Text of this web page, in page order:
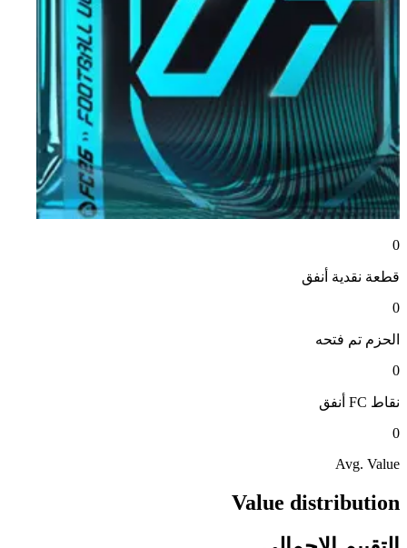
0
قطعة نقدية أنفق
0
الحزم تم فتحه
0
نقاط FC
أنفق
0
Avg. Value
Value distribution